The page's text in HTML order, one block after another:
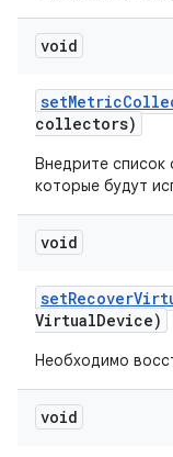
void
setMetric
collectors)
Внедрите список
которые будут
void
setRecover
VirtualDevice)
Необходимо
void